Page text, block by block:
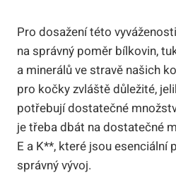
Pro dosažení této
na správný poměr bílkovin,
a minerálů ve stravě našich
pro kočky zvláště důležité,
potřebují dostatečné
je třeba dbát na dostatečné
E a K**, které jsou esenciální
správný vývoj.